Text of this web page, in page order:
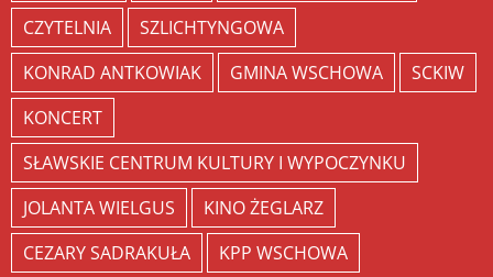
CZYTELNIA
SZLICHTYNGOWA
KONRAD ANTKOWIAK
GMINA WSCHOWA
SCKIW
KONCERT
SŁAWSKIE CENTRUM KULTURY I WYPOCZYNKU
JOLANTA WIELGUS
KINO ŻEGLARZ
CEZARY SADRAKUŁA
KPP WSCHOWA